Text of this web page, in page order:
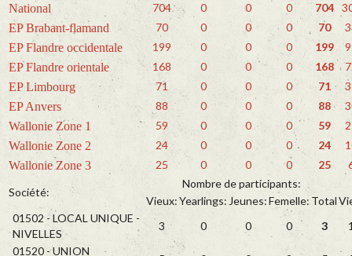
National
704 0 0 0 704
EP Brabant-flamand
70 0 0 0 70
EP Flandre occidentale
199 0 0 0 199
EP Flandre orientale
168 0 0 0 168
EP Limbourg
71 0 0 0 71
EP Anvers
88 0 0 0 88
Wallonie Zone 1
59 0 0 0 59
Wallonie Zone 2
24 0 0 0 24
Wallonie Zone 3
25 0 0 0 25
Société:
Nombre de participants:
Vieux:Yearlings: Jeunes:Femelle: Total
01502 - LOCAL UNIQUE -
NIVELLES
3 0 0 0 3
01520 - UNION